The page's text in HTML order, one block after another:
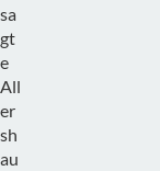
sa
gt
e
All
er
sh
au